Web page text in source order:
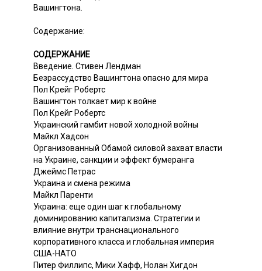
Вашингтона.
Содержание:
СОДЕРЖАНИЕ
Введение. Стивен Лендман
Безрассудство Вашингтона опасно для мира
Пол Крейг Робертс
Вашингтон толкает мир к войне
Пол Крейг Робертс
Украинский гамбит новой холодной войны
Майкл Хадсон
Организованный Обамой силовой захват власти
на Украине, санкции и эффект бумеранга
Джеймс Петрас
Украина и смена режима
Майкл Паренти
Украина: еще один шаг к глобальному
доминированию капитализма. Стратегии и
влияние внутри транснационального
корпоративного класса и глобальная империя
США-НАТО
Питер Филлипс, Мики Хафф, Нолан Хигдон